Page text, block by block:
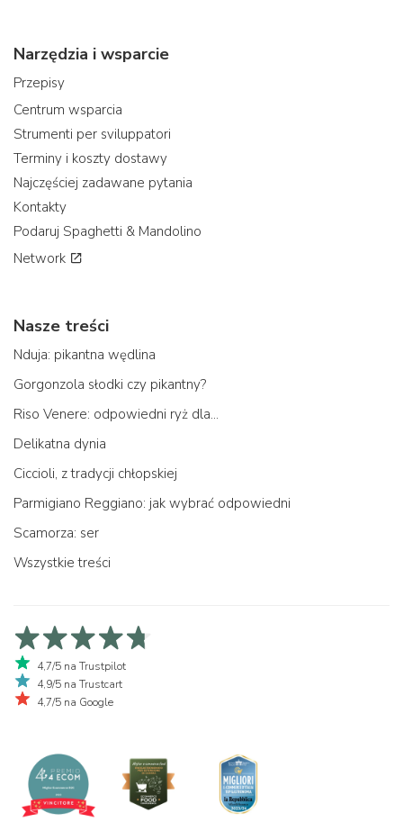
Narzędzia i wsparcie
Przepisy
Centrum wsparcia
Strumenti per sviluppatori
Terminy i koszty dostawy
Najczęściej zadawane pytania
Kontakty
Podaruj Spaghetti & Mandolino
Network
Nasze treści
Nduja: pikantna wędlina
Gorgonzola słodki czy pikantny?
Riso Venere: odpowiedni ryż dla...
Delikatna dynia
Ciccioli, z tradycji chłopskiej
Parmigiano Reggiano: jak wybrać odpowiedni
Scamorza: ser
Wszystkie treści
4,7/5 na Trustpilot
4,9/5 na Trustcart
4,7/5 na Google